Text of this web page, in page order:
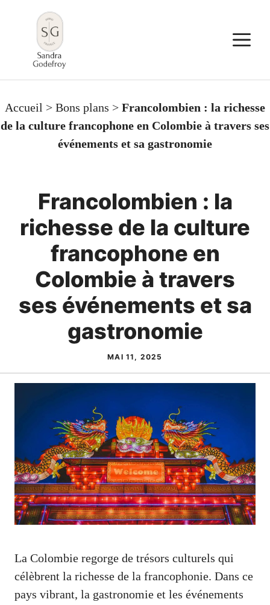
contenu
Accueil > Bons plans > Francolombien : la richesse
de la culture francophone en Colombie à travers ses
événements et sa gastronomie
Francolombien : la
richesse de la culture
francophone en
Colombie à travers
ses événements et sa
gastronomie
MAI 11, 2025
La Colombie regorge de trésors culturels qui
célèbrent la richesse de la francophonie. Dans ce
pays vibrant, la gastronomie et les événements